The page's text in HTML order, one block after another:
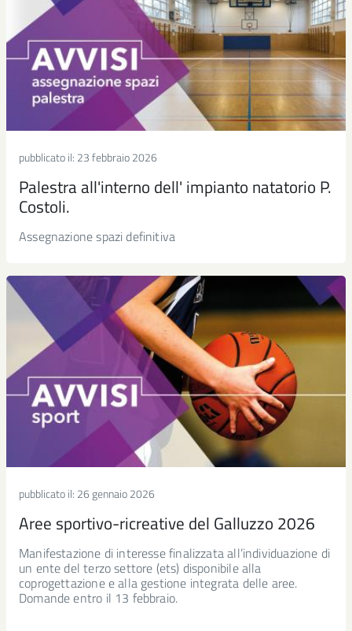
pubblicato il: 23 febbraio 2026
Palestra all'interno dell' impianto natatorio P.
Costoli.
Assegnazione spazi definitiva
pubblicato il: 26 gennaio 2026
Aree sportivo-ricreative del Galluzzo 2026
Manifestazione di interesse finalizzata all’individuazione di
un ente del terzo settore (ets) disponibile alla
coprogettazione e alla gestione integrata delle aree.
Domande entro il 13 febbraio.